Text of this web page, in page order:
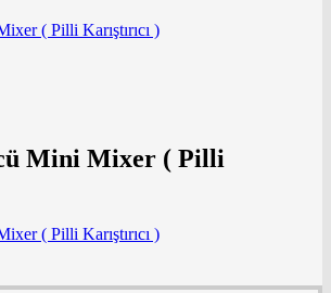
( Pilli Karıştırıcı )
Mini Mixer ( Pilli
( Pilli Karıştırıcı )